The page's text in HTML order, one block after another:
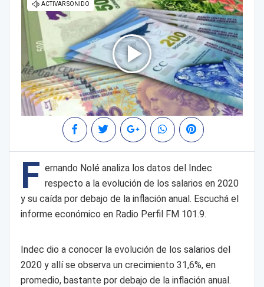
F ernando Nolé analiza los datos del Indec
respecto a la evolución de los salarios en 2020
y su caída por debajo de la inflación anual. Escuchá el
informe económico en Radio Perfil FM 101.9.
Indec dio a conocer la evolución de los salarios del
2020 y allí se observa un crecimiento 31,6%, en
promedio, bastante por debajo de la inflación anual.